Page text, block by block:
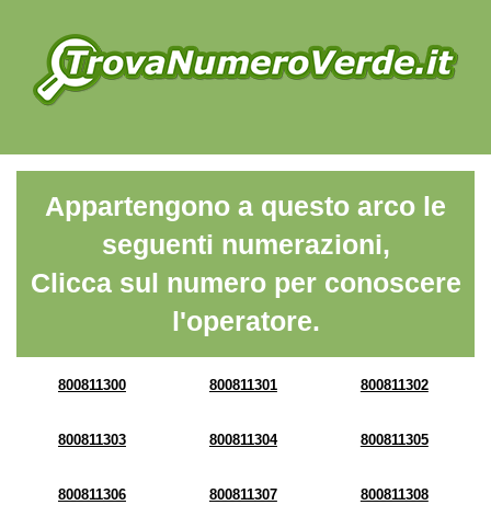
Appartengono a questo arco le
seguenti numerazioni,
Clicca sul numero per conoscere
l'operatore.
800811300 800811301 800811302
800811303 800811304 800811305
800811306 800811307 800811308